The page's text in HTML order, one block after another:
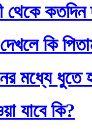
কতদিন
কি
মধ্যে ধুতে
যাবে কি?